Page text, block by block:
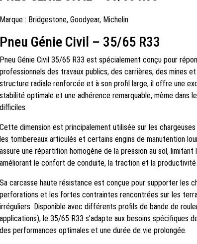
Marque : Bridgestone,Goodyear, Michelin
Pneu Génie Civil – 35/65 R33
Pneu Génie Civil 35/65 R33 est spécialement conçu pour
professionnels des travaux publics, des carrières, des mines
structure radiale renforcée et à son profil large, il offre une
stabilité optimale et une adhérence remarquable, même dans
difficiles.
Cette dimension est principalement utilisée sur les
les tombereaux articulés et certains engins de manutention
assure une répartition homogène de la pression au sol, limitant
améliorant le confort de conduite, la traction et la productivité
Sa carcasse haute résistance est conçue pour supporter les
perforations et les fortes contraintes rencontrées sur les
irréguliers. Disponible avec différents profils de bande de
applications), le 35/65 R33 s’adapte aux besoins spécifiques
des performances optimales et une durée de vie prolongée.